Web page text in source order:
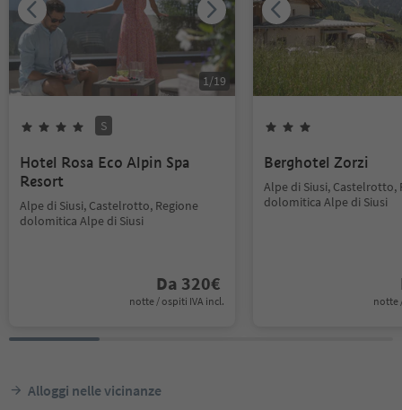
1/19
S
Hotel Rosa Eco Alpin Spa
Resort
Alpe di Siusi, Castelrotto, Regione
dolomitica Alpe di Siusi
Da 320€
notte / ospiti IVA incl.
Berghotel Zorzi
Alpe di Siusi, Castelrotto,
dolomitica Alpe di Siusi
notte
Alloggi nelle vicinanze